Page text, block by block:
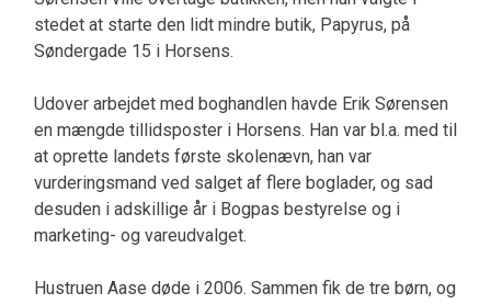
stedet at starte den lidt mindre butik, Papyrus, på
Søndergade 15 i Horsens.
Udover arbejdet med boghandlen havde Erik Sørensen
en mængde tillidsposter i Horsens. Han var bl.a. med til
at oprette landets første skolenævn, han var
vurderingsmand ved salget af flere boglader, og sad
desuden i adskillige år i Bogpas bestyrelse og i
marketing- og vareudvalget.
Hustruen Aase døde i 2006. Sammen fik de tre børn, og